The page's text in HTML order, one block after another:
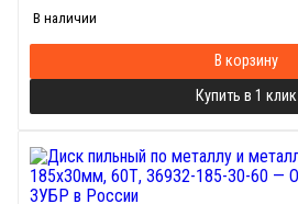
В наличии
В корзину
Купить в 1 клик